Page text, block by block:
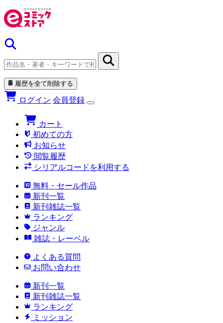
履歴を全て削除する
ログイン 会員登録
カート
初めての方
お知らせ
閲覧履歴
シリアルコードを利用する
無料・セール作品
新刊一覧
新刊雑誌一覧
ランキング
ジャンル
雑誌・レーベル
よくある質問
お問い合わせ
新刊一覧
新刊雑誌一覧
ランキング
ミッション